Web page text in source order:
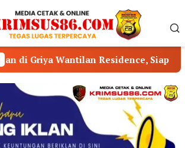
Residence, Siap Berikan Layanan